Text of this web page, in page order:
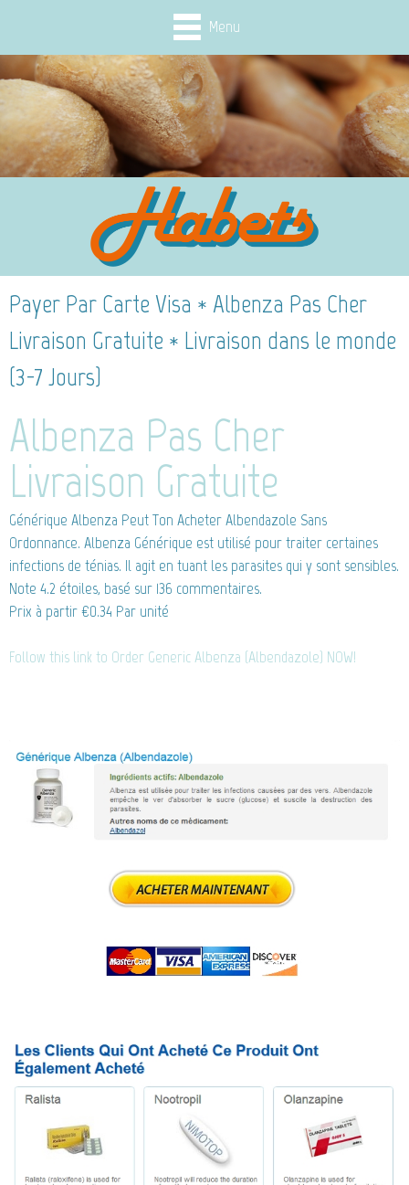
Menu
Payer Par Carte Visa * Albenza Pas Cher
Livraison Gratuite * Livraison dans le monde
(3-7 Jours)
Albenza Pas Cher
Livraison Gratuite
Générique Albenza Peut Ton Acheter Albendazole Sans
Ordonnance. Albenza Générique est utilisé pour traiter certaines
infections de ténias. Il agit en tuant les parasites qui y sont sensibles.
Note 4.2 étoiles, basé sur 136 commentaires.
Prix à partir€0.34 Par unité
Follow this link to Order Generic Albenza (Albendazole) NOW!